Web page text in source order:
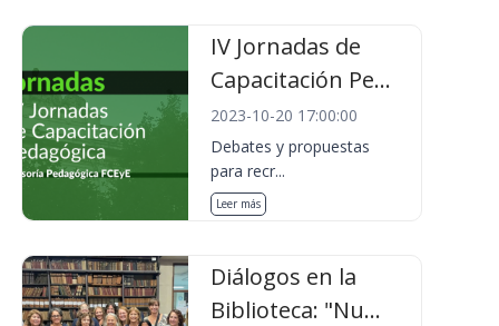
IV Jornadas de
Capacitación Pe...
2023-10-20 17:00:00
Debates y propuestas
para recr...
Leer más
Diálogos en la
Biblioteca: "Nu...